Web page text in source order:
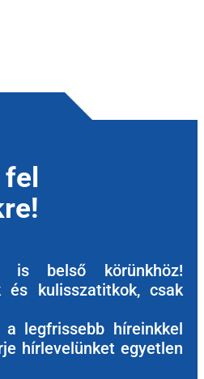
is belső körünkhöz!
és kulisszatitkok, csak
a legfrissebb híreinkkel
hírlevelünket egyetlen